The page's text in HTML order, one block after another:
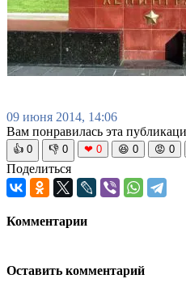
09 июня 2014, 14:06
Вам понравилась эта
👍 0 👎 0 ❤ 0 😆 0 😡 0
Поделиться
Комментарии
Оставить комментарий